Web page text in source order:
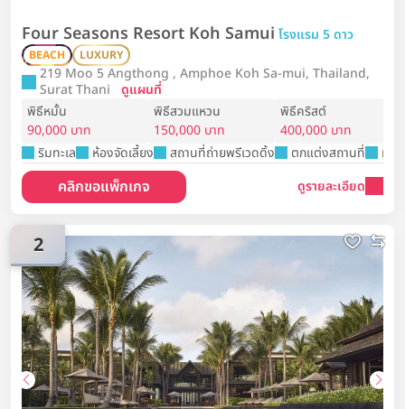
Four Seasons Resort Koh Samui โรงแรม 5 ดาว
BEACH LUXURY
219 Moo 5 Angthong , Amphoe Koh Sa-mui, Thailand,
Surat Thani ดูแผนที่
พิธีหมั้น
90,000 บาท
พิธีสวมแหวน
150,000 บาท
พิธีคริสต์
400,000 บาท
ริมทะเล
ห้องจัดเลี้ยง สถานที่ถ่ายพรีเวดดิ้ง ตกแต่งสถานที่ ห้อ
คลิกขอแพ็กเกจ ดูรายละเอียด
2